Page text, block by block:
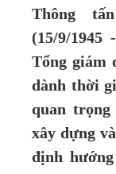
Thông
(15/9/
Tổng giám
dành thời
quan
xây dựng
định